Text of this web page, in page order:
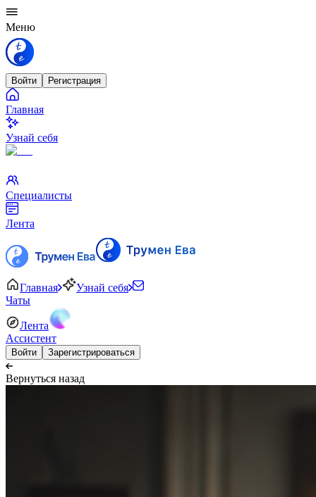
Меню
Войти Регистрация
Главная
Узнай себя
Специалисты
Лента
Главная
Узнай себя
Чаты
Лента
Ассистент
Войти Зарегистрироваться
Вернуться назад